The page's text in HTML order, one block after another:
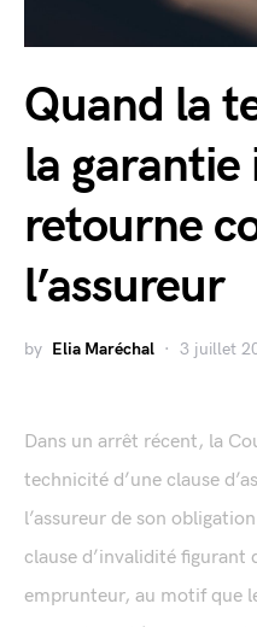
Quand la
la garantie
retourne
l’assureur
by Elia Maréchal 3 juillet
Dans un arrêt récent, la
technicité d’une clause
l’assureur de son
clause d’invalidité figurant
emprunteur, au motif que